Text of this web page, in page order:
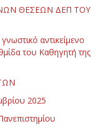
ΘΕΣΕΩΝ ΔΕΠ ΤΟΥ
αντικείμενο
του Καθηγητή της
2025